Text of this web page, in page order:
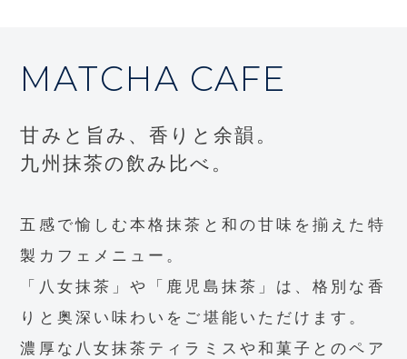
MATCHA CAFE
甘みと旨み、香りと余韻。
九州抹茶の飲み比べ。
五感で愉しむ本格抹茶と和の甘味を揃えた特
製カフェメニュー。
「八女抹茶」や「鹿児島抹茶」は、格別な香
りと奥深い味わいをご堪能いただけます。
濃厚な八女抹茶ティラミスや和菓子とのペア